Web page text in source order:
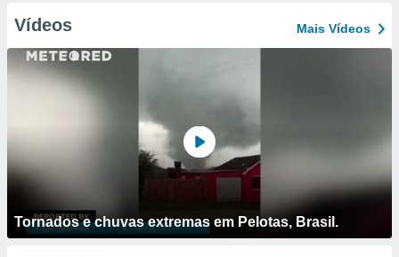
Vídeos Mais Vídeos
Tornados e chuvas extremas em Pelotas, Brasil.